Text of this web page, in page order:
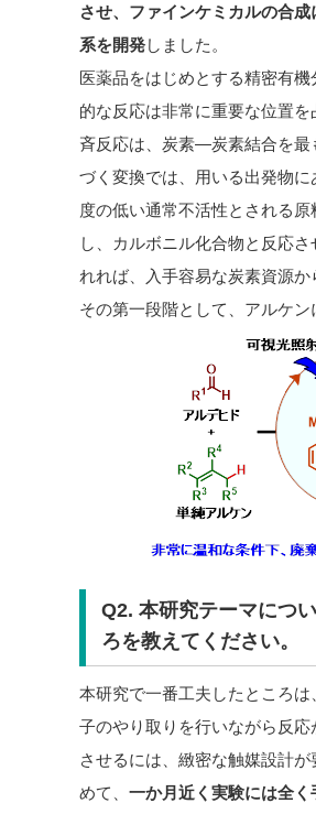
させ、ファインケミカルの合
系を開発しました。
医薬品をはじめとする精密有
的な反応は非常に重要な位置
斉反応は、炭素―炭素結合を
づく変換では、用いる出発物
度の低い通常不活性とされる
し、カルボニル化合物と反応
れれば、入手容易な炭素資源
その第一段階として、アルケ
Q2. 本研究テーマにつ
ろを教えてください。
本研究で一番工夫したところは
子のやり取りを行いながら反
させるには、緻密な触媒設計
めて、 一か月近く実験には全